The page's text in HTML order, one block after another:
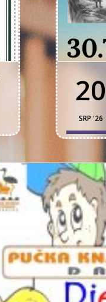
20
SRP '26